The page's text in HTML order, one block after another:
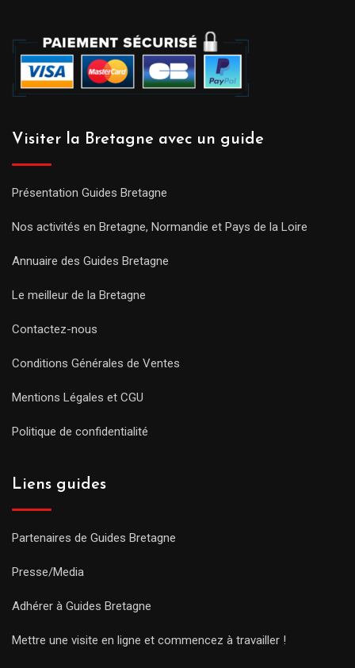
Visiter la Bretagne avec un guide
Présentation Guides Bretagne
Nos activités en Bretagne, Normandie et Pays de la Loire
Annuaire des Guides Bretagne
Le meilleur de la Bretagne
Contactez-nous
Conditions Générales de Ventes
Mentions Légales et CGU
Politique de confidentialité
Liens guides
Partenaires de Guides Bretagne
Presse/Media
Adhérer à Guides Bretagne
Mettre une visite en ligne et commencez à travailler !